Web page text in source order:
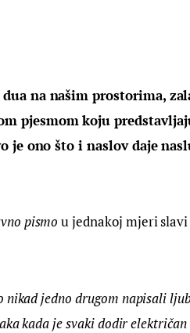
na našim prostorima,
pjesmom koju
je ono što i naslov daje
pismo u jednakoj mjeri
jedno drugom napisali
kada je svaki dodir